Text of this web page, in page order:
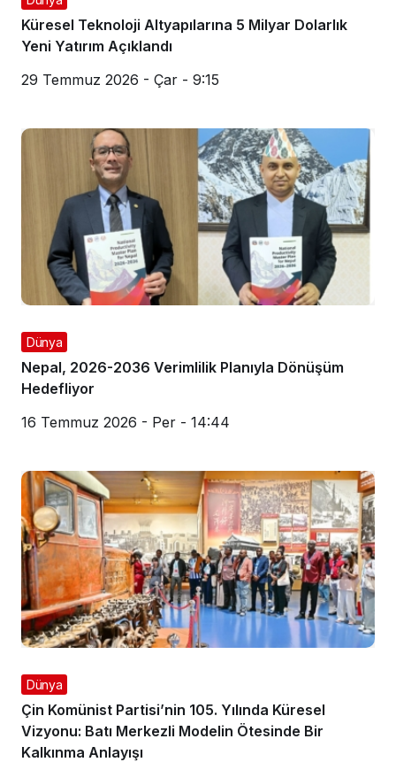
Küresel Teknoloji Altyapılarına 5 Milyar Dolarlık
Yeni Yatırım Açıklandı
29 Temmuz 2026 - Çar - 9:15
Dünya
Nepal, 2026-2036 Verimlilik Planıyla Dönüşüm
Hedefliyor
16 Temmuz 2026 - Per - 14:44
Dünya
Çin Komünist Partisi’nin 105. Yılında Küresel
Vizyonu: Batı Merkezli Modelin Ötesinde Bir
Kalkınma Anlayışı